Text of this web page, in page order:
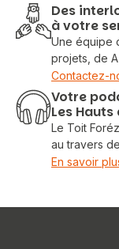
Des
à votre
Une équipe
projets, de A
Contactez-
Votre
Les
Le Toit
au travers
En savoir